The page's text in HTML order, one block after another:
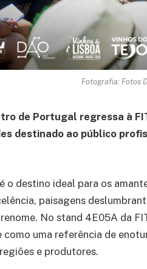
Fotografia: Fotos
de Portugal regressa à
destinado ao público
o destino ideal para os
paisagens
No stand 4E05A da
uma referência de
e produtores.